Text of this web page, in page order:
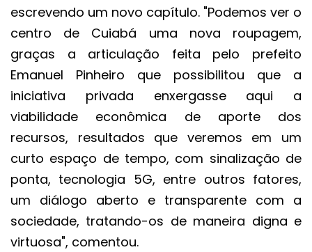
escrevendo um novo capítulo. "Podemos ver o
centro de Cuiabá uma nova roupagem,
graças a articulação feita pelo prefeito
Emanuel Pinheiro que possibilitou que a
iniciativa privada enxergasse aqui a
viabilidade econômica de aporte dos
recursos, resultados que veremos em um
curto espaço de tempo, com sinalização de
ponta, tecnologia 5G, entre outros fatores,
um diálogo aberto e transparente com a
sociedade, tratando-os de maneira digna e
virtuosa", comentou.